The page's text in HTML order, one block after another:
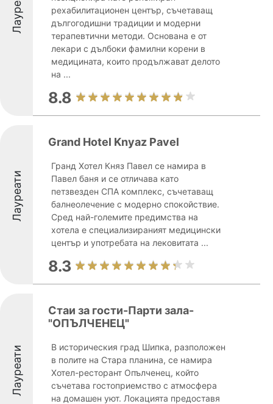
рехабилитационен център, съчетаващ
дългогодишни традиции и модерни
терапевтични методи. Основана е от
лекари с дълбоки фамилни корени в
медицината, които продължават делото
на ...
8.8
Лауреати
Grand Hotel Knyaz Pavel
Гранд Хотел Княз Павел се намира в
Павел баня и се отличава като
петзвезден СПА комплекс, съчетаващ
балнеолечение с модерно спокойствие.
Сред най-големите предимства на
хотела е специализираният медицински
център и употребата на лековитата ...
8.3
Лауреати
Стаи за гости-Парти зала-
"ОПЪЛЧЕНЕЦ"
В историческия град Шипка, разположен
в полите на Стара планина, се намира
Хотел-ресторант Опълченец, който
съчетава гостоприемство с атмосфера
на домашен уют. Локацията предоставя